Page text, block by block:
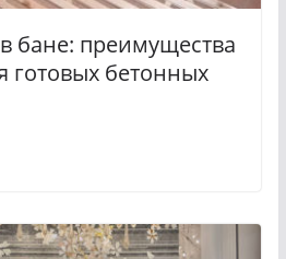
бане: преимущества
готовых бетонных